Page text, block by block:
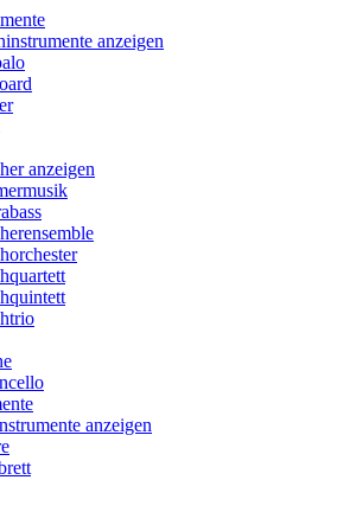
anzeigen
anzeigen
anzeigen